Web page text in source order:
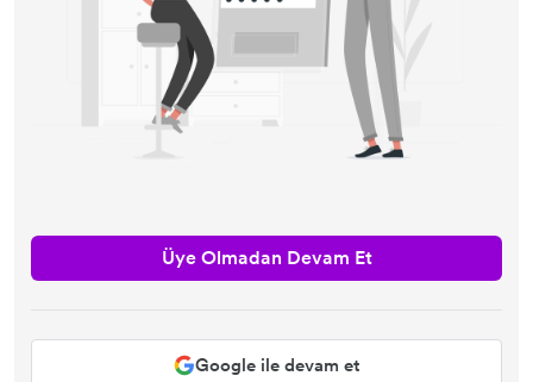
Üye Olmadan Devam Et
Google ile devam et